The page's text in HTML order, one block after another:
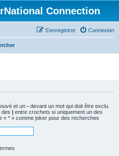
Connection
Connexion
S’enregistrer
et un - devant un mot qui doit être exclu.
des | entre crochets si uniquement un des
« * » comme joker pour des recherches